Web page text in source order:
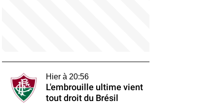
Hier à 20:56
L'embrouille ultime vient
tout droit du Brésil